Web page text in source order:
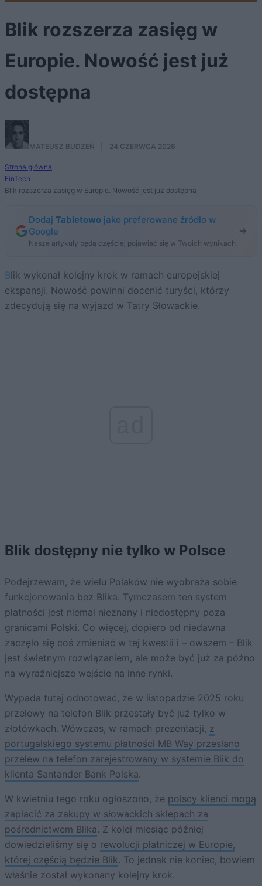
Blik rozszerza zasięg w
Europie. Nowość jest już
dostępna
MATEUSZ BUDZEŃ 24 CZERWCA 2026
Strona główna
FinTech
Blik rozszerza zasięg w Europie. Nowość jest już dostępna
Dodaj Tabletowo jako preferowane źródło w
Google
Nasze artykuły będą częściej pojawiać się w Twoich wynikach
Blik wykonał kolejny krok w ramach europejskiej
ekspansji. Nowość powinni docenić turyści, którzy
zdecydują się na wyjazd w Tatry Słowackie.
Blik dostępny nie tylko w Polsce
Podejrzewam, że wielu Polaków nie wyobraża sobie
funkcjonowania bez Blika. Tymczasem ten system
płatności jest niemal nieznany i niedostępny poza
granicami Polski. Co więcej, dopiero od niedawna
zaczęło się coś zmieniać w tej kwestii i – owszem – Blik
jest świetnym rozwiązaniem, ale może być już za późno
na wyraźniejsze wejście na inne rynki.
Wypada tutaj odnotować, że w listopadzie 2025 roku
przelewy na telefon Blik przestały być już tylko w
złotówkach. Wówczas, w ramach prezentacji, z
portugalskiego systemu płatności MB Way przesłano
przelew na telefon zarejestrowany w systemie Blik do
klienta Santander Bank Polska.
W kwietniu tego roku ogłoszono, że polscy klienci mogą
zapłacić za zakupy w słowackich sklepach za
pośrednictwem Blika. Z kolei miesiąc później
dowiedzieliśmy się o rewolucji płatniczej w Europie,
której częścią będzie Blik. To jednak nie koniec, bowiem
właśnie został wykonany kolejny krok.